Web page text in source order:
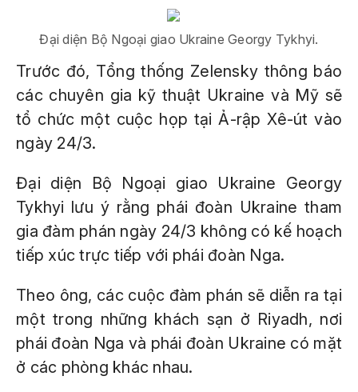
Đại diện Bộ Ngoại giao Ukraine Georgy Tykhyi.
Trước đó, Tổng thống Zelensky thông báo
các chuyên gia kỹ thuật Ukraine và Mỹ sẽ
tổ chức một cuộc họp tại Ả-rập Xê-út vào
ngày 24/3.
Đại diện Bộ Ngoại giao Ukraine Georgy
Tykhyi lưu ý rằng phái đoàn Ukraine tham
gia đàm phán ngày 24/3 không có kế hoạch
tiếp xúc trực tiếp với phái đoàn Nga.
Theo ông, các cuộc đàm phán sẽ diễn ra tại
một trong những khách sạn ở Riyadh, nơi
phái đoàn Nga và phái đoàn Ukraine có mặt
ở các phòng khác nhau.